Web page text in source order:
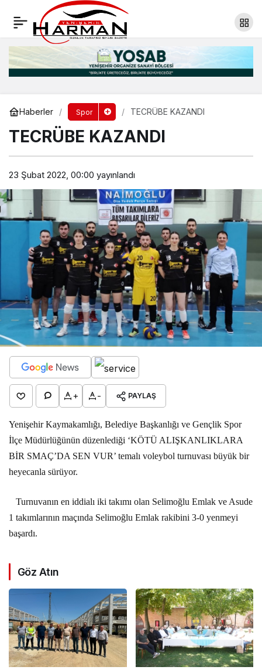
Haberler Spor TECRÜBE KAZANDI
TECRÜBE KAZANDI
23 Şubat 2022, 00:00 yayınlandı
+ - PAYLAŞ
Yenişehir Kaymakamlığı, Belediye Başkanlığı ve Gençlik Spor
İlçe Müdürlüğünün düzenlediği ‘KÖTÜ ALIŞKANLIKLARA
BİR SMAÇ’DA SEN VUR’ temalı voleybol turnuvası büyük bir
heyecanla sürüyor.
Turnuvanın en iddialı iki takımı olan Selimoğlu Emlak ve Asude
1 takımlarının maçında Selimoğlu Emlak rakibini 3-0 yenmeyi
başardı.
Göz Atın
FATURALARI YAKTILAR
Yorum Yap Paylaş